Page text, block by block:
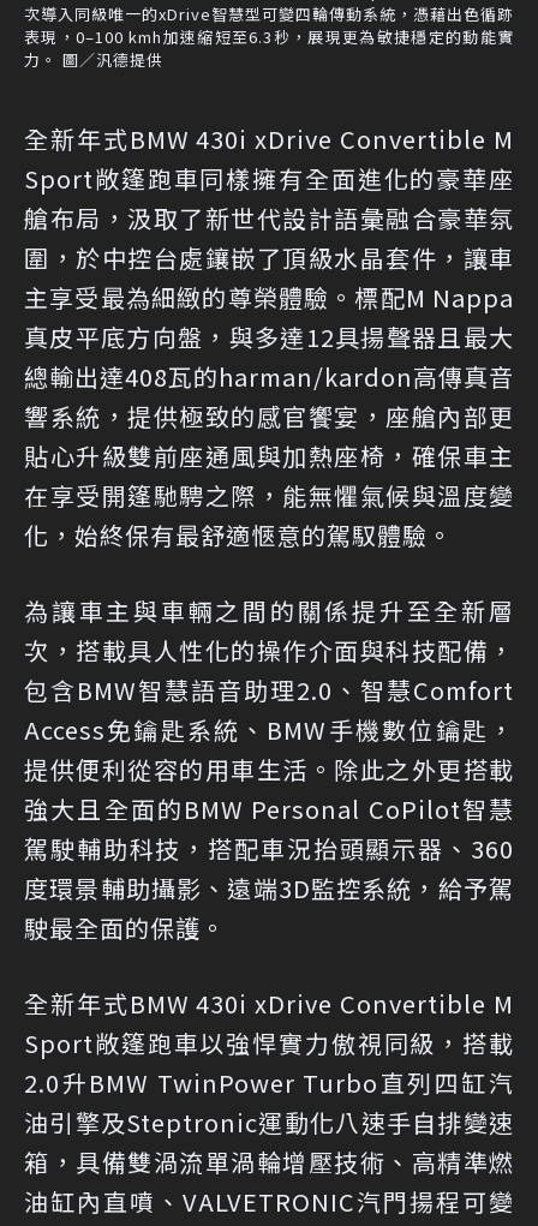
次導入同級唯一的xDrive智慧型可變四輪傳動系統，憑藉出色循跡
表現，0–100 kmh加速縮短至6.3秒，展現更為敏捷穩定的動能實
力。 圖／汎德提供
全新年式BMW 430i xDrive Convertible M
Sport敞篷跑車同樣擁有全面進化的豪華座
艙布局，汲取了新世代設計語彙融合豪華氛
圍，於中控台處鑲嵌了頂級水晶套件，讓車
主享受最為細緻的尊榮體驗。標配M Nappa
真皮平底方向盤，與多達12具揚聲器且最大
總輸出達408瓦的harman/kardon高傳真音
響系統，提供極致的感官饗宴，座艙內部更
貼心升級雙前座通風與加熱座椅，確保車主
在享受開篷馳騁之際，能無懼氣候與溫度變
化，始終保有最舒適愜意的駕馭體驗。
為讓車主與車輛之間的關係提升至全新層
次，搭載具人性化的操作介面與科技配備，
包含BMW智慧語音助理2.0、智慧Comfort
Access免鑰匙系統、BMW手機數位鑰匙，
提供便利從容的用車生活。除此之外更搭載
強大且全面的BMW Personal CoPilot智慧
駕駛輔助科技，搭配車況抬頭顯示器、360
度環景輔助攝影、遠端3D監控系統，給予駕
駛最全面的保護。
全新年式BMW 430i xDrive Convertible M
Sport敞篷跑車以強悍實力傲視同級，搭載
2.0升BMW TwinPower Turbo直列四缸汽
油引擎及Steptronic運動化八速手自排變速
箱，具備雙渦流單渦輪增壓技術、高精準燃
油缸內直噴、VALVETRONIC汽門揚程可變